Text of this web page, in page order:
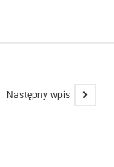
Następny wpis